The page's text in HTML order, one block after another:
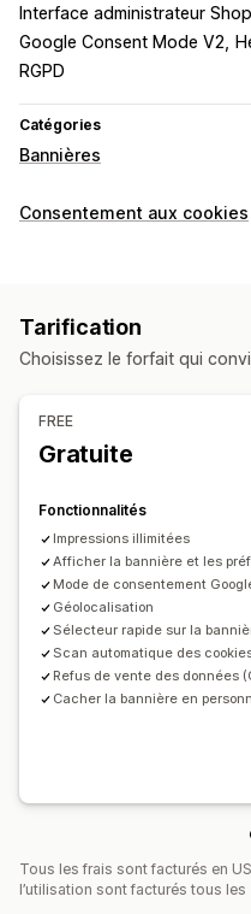
Interface administrateur
Google Consent Mode V2
RGPD
Catégories
Bannières
Type de bannière
Personnalisation
Position de bannière
CSS personnalisées
Optimisation pour le format
Analyses de données et
Test A/B
Suivi du
Analyses de données en
Segments clients
Consentement aux cookies
Sélecteur de préférence
Conception de bannière
Traduction
Assistance headless
Conformité en matière de
Conformité de l’accessibilité
Journaux de consentement
Lecteur de cookies
Générateur de politiques
Réglementation
CCPA ePrivacy RGPD
Tarification
Choisissez le forfait qui
FREE
Gratuite
Fonctionnalités
Impressions illimitées
Afficher la bannière et les
Mode de consentement
Géolocalisation
Sélecteur rapide sur la
Scan automatique des
Refus de vente des données
Cacher la bannière en
Tous les frais sont facturés en
l’utilisation sont facturés tous les